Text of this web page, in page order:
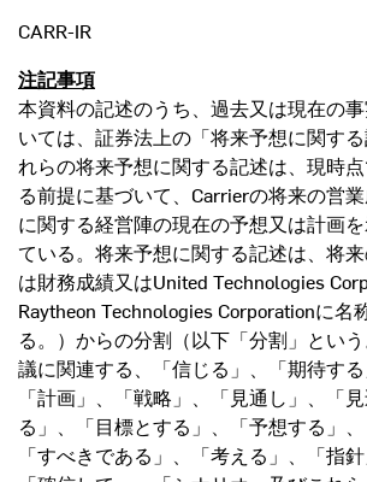
CARR-IR
注記事項
本資料の記述のうち、過去又は現在の
いては、証券法上の「将来予想に関す
れらの将来予想に関する記述は、現時
る前提に基づいて、Carrierの将来の営
に関する経営陣の現在の予想又は計画
ている。将来予想に関する記述は、将
は財務成績又はUnited Technologies
Raytheon Technologies Corporationに名
る。）からの分割（以下「分割」とい
議に関連する、「信じる」、「期待する
「計画」、「戦略」、「見通し」、「
る」、「目標とする」、「予想する」、
「すべきである」、「考える」、「指針